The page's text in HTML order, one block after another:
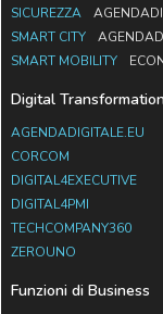
SICUREZZA
SMART CITY
SMART MOBILITY
Digital
AGENDADIGITALE.EU
CORCOM
DIGITAL4EXECUTIVE
DIGITAL4PMI
TECHCOMPANY360
ZEROUNO
Funzioni di Business